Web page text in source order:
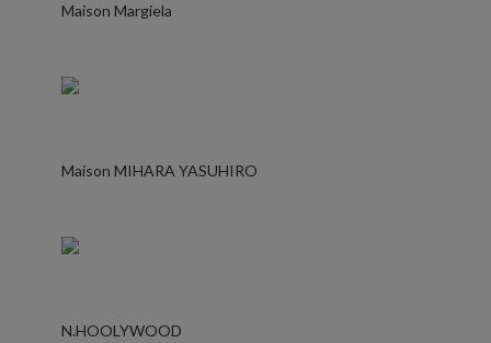
Maison Margiela
Maison MIHARA YASUHIRO
N.HOOLYWOOD